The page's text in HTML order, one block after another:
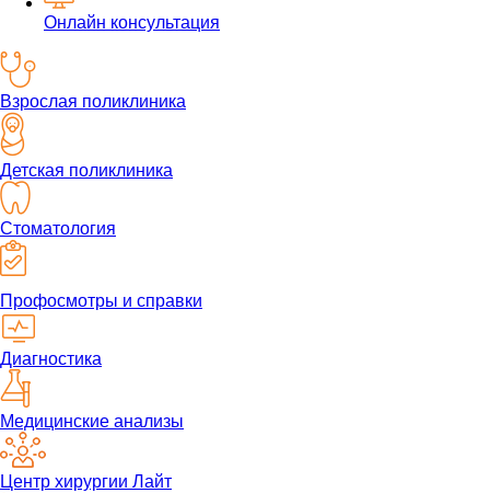
Онлайн консультация
Взрослая поликлиника
Детская поликлиника
Стоматология
Профосмотры и справки
Диагностика
Медицинские анализы
Центр хирургии Лайт